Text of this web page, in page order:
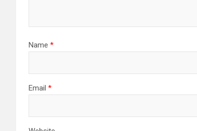
Name *
Email *